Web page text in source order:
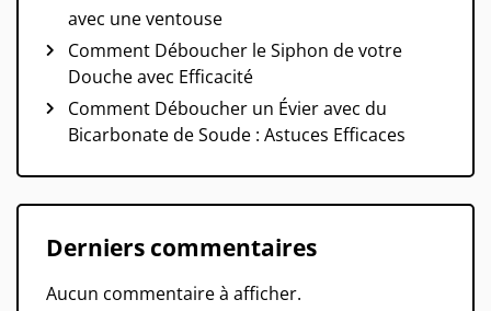
avec une ventouse
Comment Déboucher le Siphon de votre
Douche avec Efficacité
Comment Déboucher un Évier avec du
Bicarbonate de Soude : Astuces Efficaces
Derniers commentaires
Aucun commentaire à afficher.